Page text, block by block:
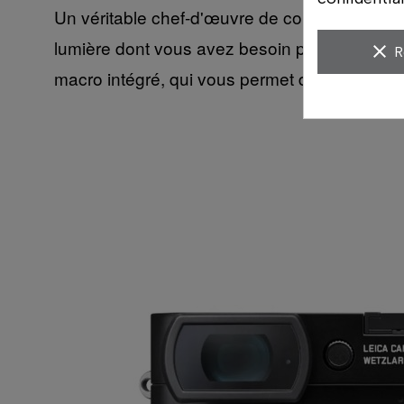
Un véritable chef-d'œuvre de conception
lumière dont vous avez besoin pour donner
macro intégré, qui vous permet de révéler
clear